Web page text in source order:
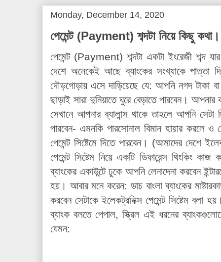
Monday, December 14, 2020
পেমেন্ট (Payment) শব্দটা নিয়ে কিছু কথা।
পেমেন্ট (Payment) শব্দটা একটা ইংরেজী শব্দ
দেশে অনেকেই আছে ব্যাংকের সংখ্যাকে
দৌড়গোড়ায় এসে দাড়িয়েছে যে: আপনি নগদ টাকা
ছাড়াই সারা দুনিয়াতে ঘুরে বেড়াতে পারবেন। আপনার
সেখানে আপনার ব্যালান্স থাকে তাহলে আপনি সেটা
পারবেন- এমনকি পারসোনাল বিমান হায়ার করলে ও
পেমেন্ট সিষ্টেমে দিতে পারবেন। (আমাদের দেশে
পেমেন্ট সিষ্টেম নিয়ে একটি ডিফারেন্স থিংকিং
ব্যাংকের একাউন্টে ঢুকে আপনি লেনাদেনা করবেন
হয়। আবার মনে করেন: ডাচ বাংলা ব্যাংকের
করবেন সেটাকে ইলেকট্রনিক্স পেমেন্ট সিষ্টেম বলা হয়।
ব্যাংক বলতে পেপাল, স্ক্রিল এই ধরনের
যেমন: